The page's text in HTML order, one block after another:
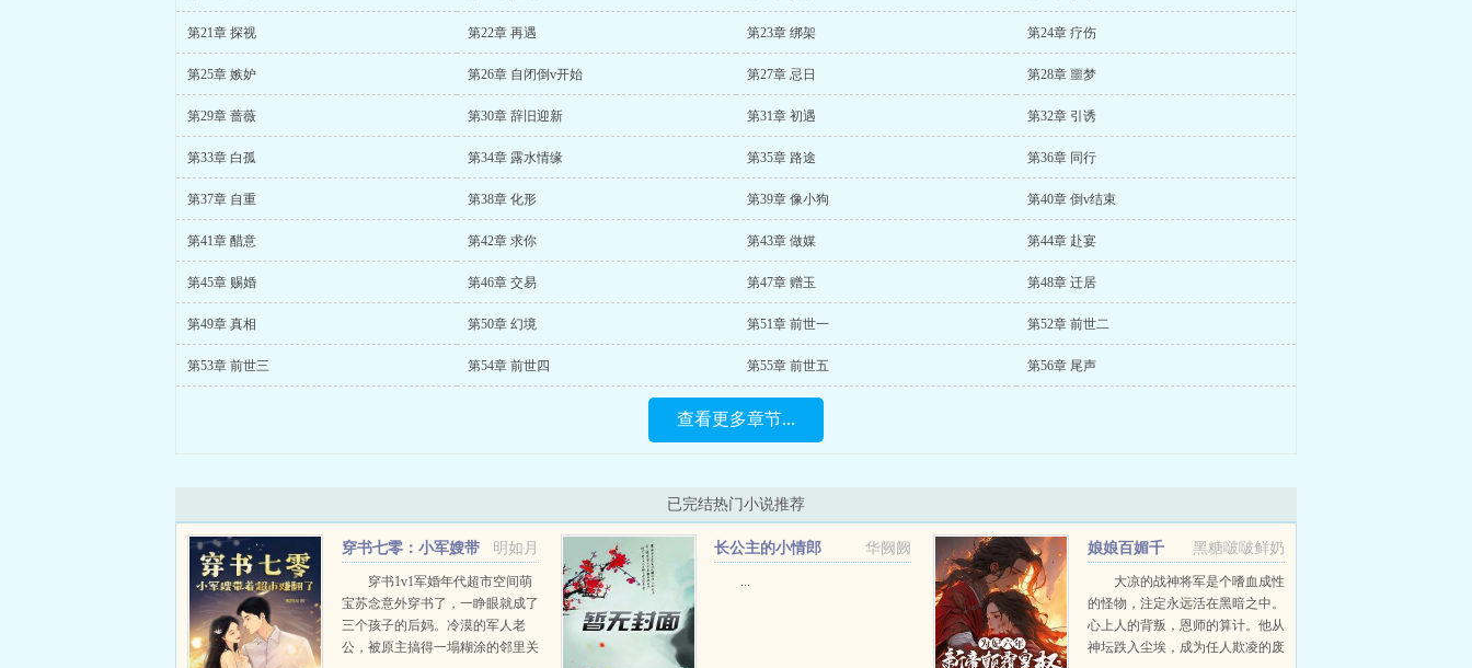
第21章 探视 第22章 再遇 第23章 绑架 第24章 疗伤
第25章 嫉妒 第26章 自闭倒v开始 第27章 忌日 第28章 噩梦
第29章 蔷薇 第30章 辞旧迎新 第31章 初遇 第32章 引诱
第33章 白孤 第34章 露水情缘 第35章 路途 第36章 同行
第37章 自重 第38章 化形 第39章 像小狗 第40章 倒v结束
第41章 醋意 第42章 求你 第43章 做媒 第44章 赴宴
第45章 赐婚 第46章 交易 第47章 赠玉 第48章 迁居
第49章 真相 第50章 幻境 第51章 前世一 第52章 前世二
第53章 前世三 第54章 前世四 第55章 前世五 第56章 尾声
查看更多章节...
已完结热门小说推荐
明如月
穿书七零：小军嫂带
着超市赚翻了
穿书1v1军婚年代超市空间萌
宝苏念意外穿书了，一睁眼就成了
三个孩子的后妈。冷漠的军人老
公，被原主搞得一塌糊涂的邻里关
华阙阙
长公主的小情郎
...
黑糖啵啵鲜奶
娘娘百媚千
娇，疯批前夫为她折腰
大凉的战神将军是个嗜血成性
的怪物，注定永远活在黑暗之中。
心上人的背叛，恩师的算计。他从
神坛跌入尘埃，成为任人欺凌的废